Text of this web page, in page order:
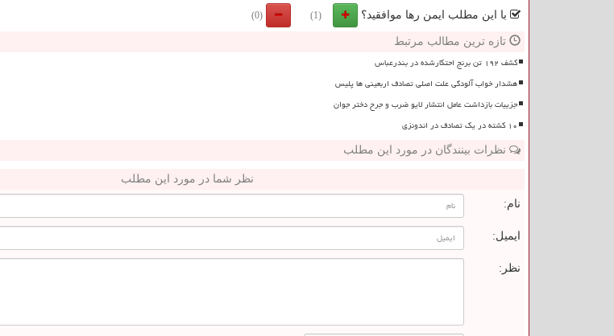
با این مطلب ایمن رها موافقید؟ (1)
(0)
تازه ترین مطالب مرتبط
کشف ۱۹۲ تن برنج احتکارشده در بندرعباس
هشدار خواب آلودگی علت اصلی تصادف اربعینی ها پلیس
جزییات بازداشت عامل انتشار لایو ضرب و جرح دختر جوان
۱۰ کشته در یک تصادف در اندونزی
نظرات بینندگان در مورد این مطلب
نظر شما در مورد این مطلب
نام:
ایمیل:
نظر: